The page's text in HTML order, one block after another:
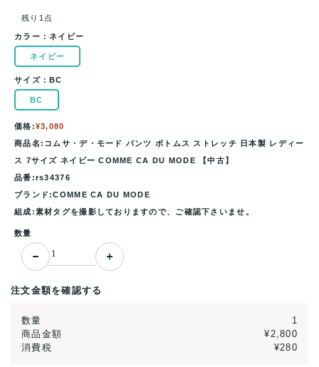
残り1点
カラー：ネイビー
ネイビー
サイズ：BC
BC
価格:¥3,080
商品名:コムサ・デ・モード パンツ ボトムス ストレッチ 日本製 レディー
ス 7サイズ ネイビー COMME CA DU MODE 【中古】
品番:rs34376
ブランド:COMME CA DU MODE
組成:素材タグを撮影しておりますので、ご確認下さいませ。
数量
注文金額を確認する
数量
1
商品金額
¥2,800
消費税
¥280